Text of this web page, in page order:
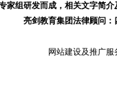
组研发而成，相关文字简
亮剑教育集团法律顾问
网站建设及推广服